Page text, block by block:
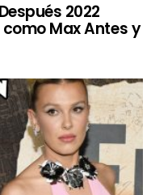
2022
Max Antes y